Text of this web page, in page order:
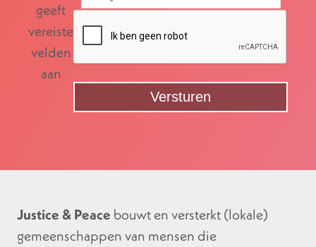
geeft
vereiste
velden
aan
Justice & Peace bouwt en versterkt (lokale)
gemeenschappen van mensen die